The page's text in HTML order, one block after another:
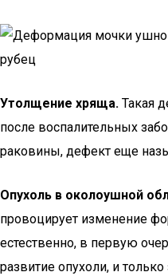
Утолщение хряща. Такая
после воспалительных
раковины, дефект еще
Опухоль в околоушной
провоцирует изменение
естественно, в первую
развитие опухоли, и